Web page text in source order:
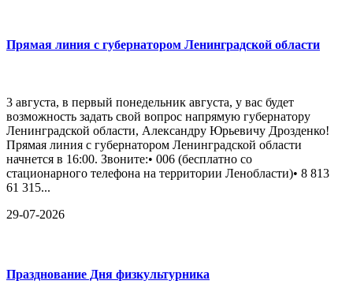
Прямая линия с губернатором Ленинградской области
3 августа, в первый понедельник августа, у вас будет
возможность задать свой вопрос напрямую губернатору
Ленинградской области, Александру Юрьевичу Дрозденко!
Прямая линия с губернатором Ленинградской области
начнется в 16:00. Звоните:• 006 (бесплатно со
стационарного телефона на территории Ленобласти)• 8 813
61 315...
29-07-2026
Празднование Дня физкультурника